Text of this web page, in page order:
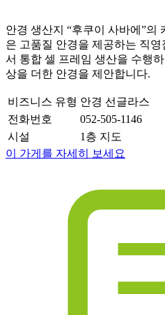
안경 생산지 “후쿠이 사바에”의
은 고품질 안경을 제공하는 직
서 통합 셀 프레임 생산을 수행
상을 더한 안경을 제안합니다.
비즈니스 유형 안경 선글라스
전화번호
052-505-1146
시설
1층 지도
이 가게를 자세히 보세요